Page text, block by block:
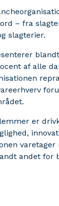
– fra
slagterier.
af alle
er
andet for